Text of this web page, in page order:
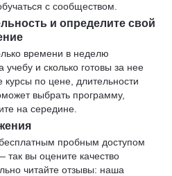
с сообществом.
и определите свой
времени в неделю
учебу и сколько готовы за нее
курсы по цене, длительности
выбрать программу,
на середине.
пробным доступом
вы оцените качество
читайте отзывы: наша